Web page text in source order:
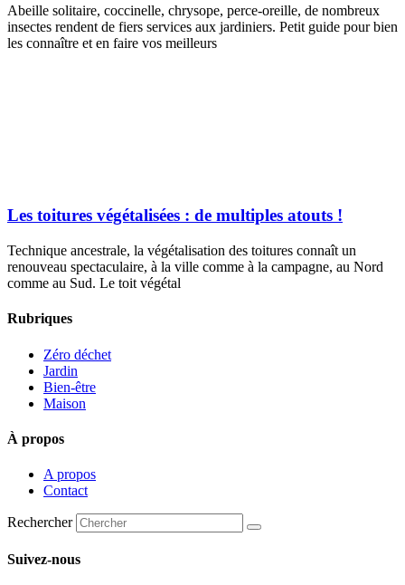
Abeille solitaire, coccinelle, chrysope, perce-oreille, de nombreux
insectes rendent de fiers services aux jardiniers. Petit guide pour bien
les connaître et en faire vos meilleurs
Les toitures végétalisées : de multiples atouts !
Technique ancestrale, la végétalisation des toitures connaît un
renouveau spectaculaire, à la ville comme à la campagne, au Nord
comme au Sud. Le toit végétal
Rubriques
Zéro déchet
Jardin
Bien-être
Maison
À propos
A propos
Contact
Rechercher
Suivez-nous